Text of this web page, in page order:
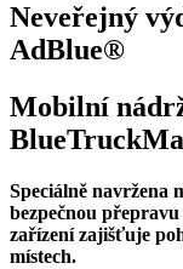
Neveřejný
AdBlue®
Mobilní
Speciálně navržena
bezpečnou
zařízení zajišťuje
místech.